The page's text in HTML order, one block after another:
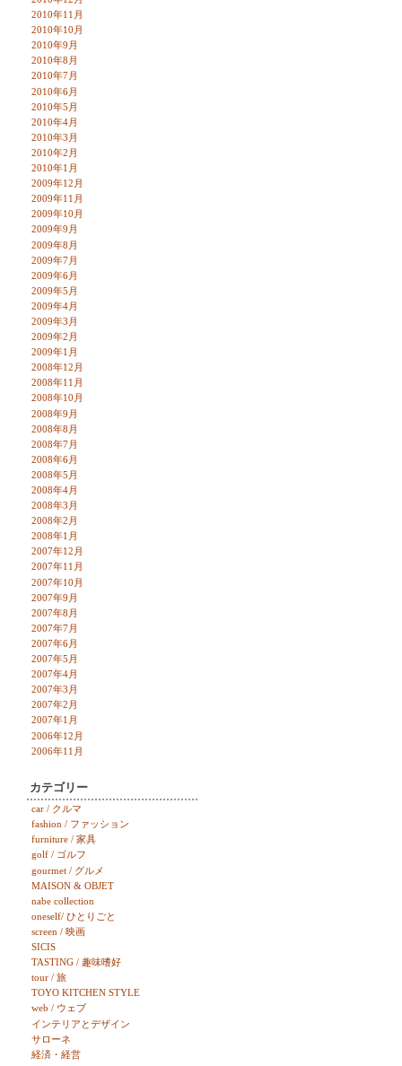
2010年11月
2010年10月
2010年9月
2010年8月
2010年7月
2010年6月
2010年5月
2010年4月
2010年3月
2010年2月
2010年1月
2009年12月
2009年11月
2009年10月
2009年9月
2009年8月
2009年7月
2009年6月
2009年5月
2009年4月
2009年3月
2009年2月
2009年1月
2008年12月
2008年11月
2008年10月
2008年9月
2008年8月
2008年7月
2008年6月
2008年5月
2008年4月
2008年3月
2008年2月
2008年1月
2007年12月
2007年11月
2007年10月
2007年9月
2007年8月
2007年7月
2007年6月
2007年5月
2007年4月
2007年3月
2007年2月
2007年1月
2006年12月
2006年11月
カテゴリー
car / クルマ
fashion / ファッション
furniture / 家具
golf / ゴルフ
gourmet / グルメ
MAISON & OBJET
nabe collection
oneself/ ひとりごと
screen / 映画
SICIS
TASTING / 趣味嗜好
tour / 旅
TOYO KITCHEN STYLE
web / ウェブ
インテリアとデザイン
サローネ
経済・経営